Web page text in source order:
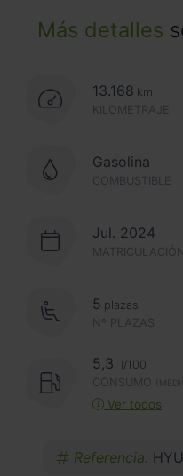
Más detalles
13.168 km
KILOMETRAJE
Gasolina
COMBUSTIBLE
Jul. 2024
MATRICULACIÓN
Nº PLAZAS
5 plazas
5,3
l/100
CONSUMO
Ver todos
Referencia: